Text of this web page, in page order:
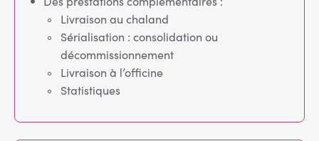
Livraison au chaland
Sérialisation : consolidation ou
décommissionnement
Livraison à l’officine
Statistiques